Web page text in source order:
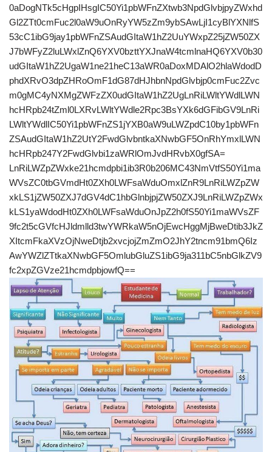
0aDogNTk5cHgpIHsgIC50Yi1pbWFnZXtwb3NpdGlvbjpyZWxhd
Gl2ZTt0cmFuc2l0aW9uOnRyYW5zZm9ybSAwLjI1cyBlYXNlfS
53cC1ibG9jay1pbWFnZSAudGItaW1hZ2UuYWxpZ25jZW50ZX
J7bWFyZ2luLWxlZnQ6YXV0bzttYXJnaW4tcmlnaHQ6YXV0b30
udGItaW1hZ2UgaW1ne21heC13aWR0aDoxMDAlO2hlaWdodD
phdXRvO3dpZHRoOmF1dG87dHJhbnNpdGlvbjp0cmFuc2Zvc
m0gMC4yNXMgZWFzZX0udGItaW1hZ2UgLnRiLWltYWdlLWN
hcHRpb24tZml0LXRvLWltYWdle2Rpc3BsYXk6dGFibGV9LnRi
LWltYWdlIC50Yi1pbWFnZS1jYXB0aW9uLWZpdC10by1pbWFn
ZSAudGItaW1hZ2UtY2FwdGlvbntkaXNwbGF5OnRhYmxlLWN
hcHRpb247Y2FwdGlvbi1zaWRlOmJvdHRvbX0gfSA=
LnRiLWZpZWxke21hcmdpbi1ib3R0b206MC43NmVtfS50Yi1ma
WVsZC0tbGVmdHt0ZXh0LWFsaWduOmxlZnR9LnRiLWZpZW
xkLS1jZW50ZXJ7dGV4dC1hbGlnbjpjZW50ZXJ9LnRiLWZpZWx
kLS1yaWdodHt0ZXh0LWFsaWduOnJpZ2h0fS50Yi1maWVsZF
9fc2t5cGVfcHJldmlld3twYWRkaW5nOjEwcHggMjBweDtib3JkZ
XItcmFkaXVzOjNweDtjb2xvcjojZmZmO2JhY2tncm91bmQ6Iz
AwYWZlZTtkaXNwbGF5OmlubGluZS1ibG9ja311bC5nbGlkZV9
fc2xpZGVze21hcmdpbjowfQ==